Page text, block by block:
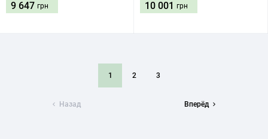
9 647 грн 10 001 грн
Назад
1 2 3
Вперёд